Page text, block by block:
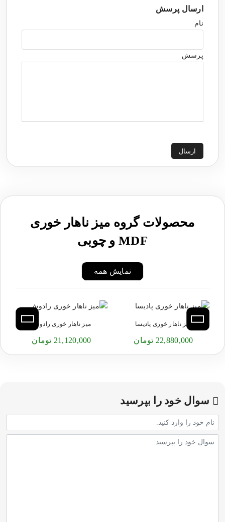
ارسال پرسش
نام
پرسش
ارسال
محصولات گروه میز ناهار خوری
MDF و چوبی
نمایش همه
میز ناهار خوری پادیسا
22,880,000 تومان
میز ناهار خوری رادوش
21,120,000 تومان
سوال خود را بپرسید